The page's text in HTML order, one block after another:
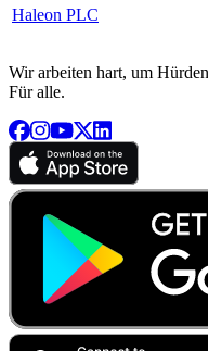
Haleon PLC
Wir arbeiten hart, um
Für alle.